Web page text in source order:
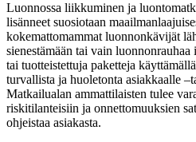
Luonnossa liikkuminen ja
lisänneet suosiotaan
kokemattomammat luonnonkävijät
sienestämään tai vain
tai tuotteistettuja paketteja
turvallista ja huoletonta asiakkaalle
Matkailualan ammattilaisten tulee
riskitilanteisiin ja onnettomuuksien
ohjeistaa asiakasta.